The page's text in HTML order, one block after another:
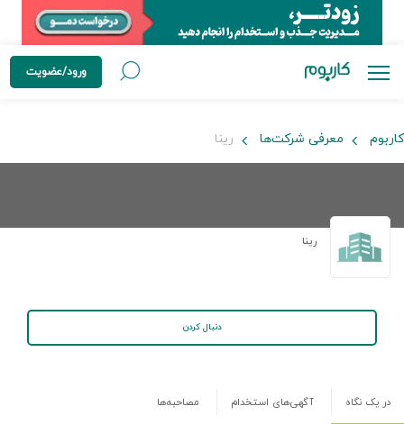
ورود/عضویت
کاربوم معرفی شرکت‌ها رینا
رینا
دنبال کردن
در یک نگاه آگهی‌های استخدام مصاحبه‌ها